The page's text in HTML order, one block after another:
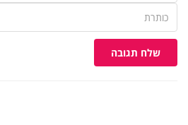
שלח תגובה